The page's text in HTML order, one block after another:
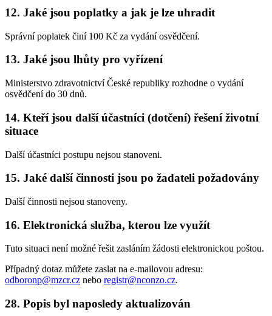
12. Jaké jsou poplatky a jak je lze uhradit
Správní poplatek činí 100 Kč za vydání osvědčení.
13. Jaké jsou lhůty pro vyřízení
Ministerstvo zdravotnictví České republiky rozhodne o vydání
osvědčení do 30 dnů.
14. Kteří jsou další účastníci (dotčení) řešení životní
situace
Další účastníci postupu nejsou stanoveni.
15. Jaké další činnosti jsou po žadateli požadovány
Další činnosti nejsou stanoveny.
16. Elektronická služba, kterou lze využít
Tuto situaci není možné řešit zasláním žádosti elektronickou poštou.
Případný dotaz můžete zaslat na e-mailovou adresu:
odboronp@mzcr.cz nebo registr@nconzo.cz.
28. Popis byl naposledy aktualizován